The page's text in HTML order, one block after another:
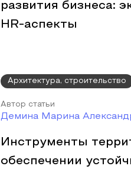
развития бизнеса:
HR-аспекты
Архитектура, строительство
Автор статьи
Демина Марина
Инструменты
обеспечении